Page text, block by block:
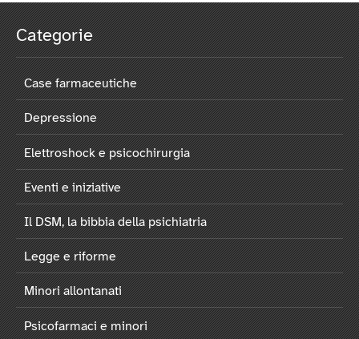
Categorie
Case farmaceutiche
Depressione
Elettroshock e psicochirurgia
Eventi e iniziative
Il DSM, la bibbia della psichiatria
Legge e riforme
Minori allontanati
Psicofarmaci e minori